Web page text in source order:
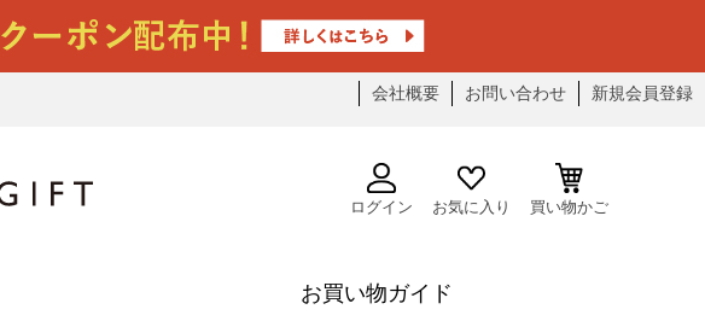
会社概要 お問い合わせ 新規会員登録
ログイン お気に入り 買い物かご
お買い物ガイド